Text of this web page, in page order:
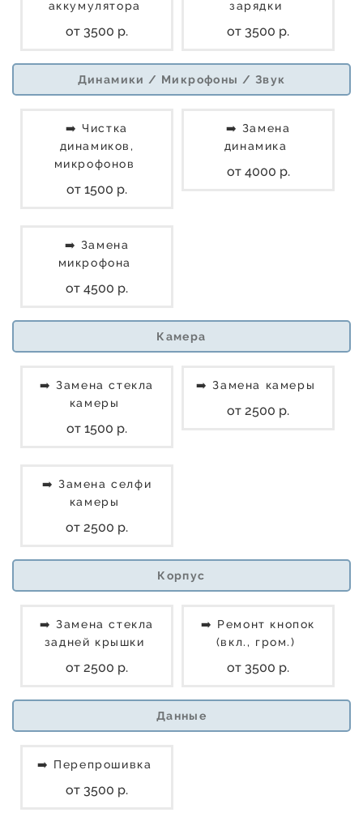
аккумулятора
от 3500 р.
зарядки
от 3500 р.
Динамики / Микрофоны / Звук
➡️ Чистка
динамиков,
микрофонов
от 1500 р.
➡️ Замена
динамика
от 4000 р.
➡️ Замена
микрофона
от 4500 р.
Камера
➡️ Замена стекла
камеры
от 1500 р.
➡️ Замена камеры
от 2500 р.
➡️ Замена селфи
камеры
от 2500 р.
Корпус
➡️ Замена стекла
задней крышки
от 2500 р.
➡️ Ремонт кнопок
(вкл., гром.)
от 3500 р.
Данные
➡️ Перепрошивка
от 3500 р.